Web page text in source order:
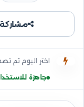
مشاركة
اختر اليوم ثم
جاهزة